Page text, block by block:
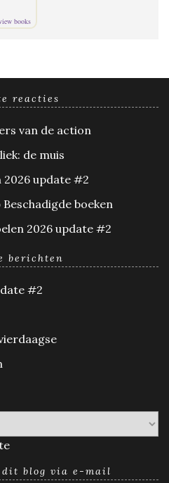
books
reacties
van de action
de muis
2026 update #2
Beschadigde boeken
2026 update #2
berichten
#2
dit blog via e-mail